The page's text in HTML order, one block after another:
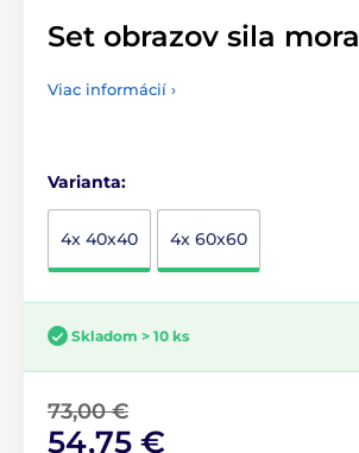
Set obrazov sila mora
Viac informácií ›
Varianta:
4x 40x40 4x 60x60
Skladom > 10 ks
73,00 €
54,75 €